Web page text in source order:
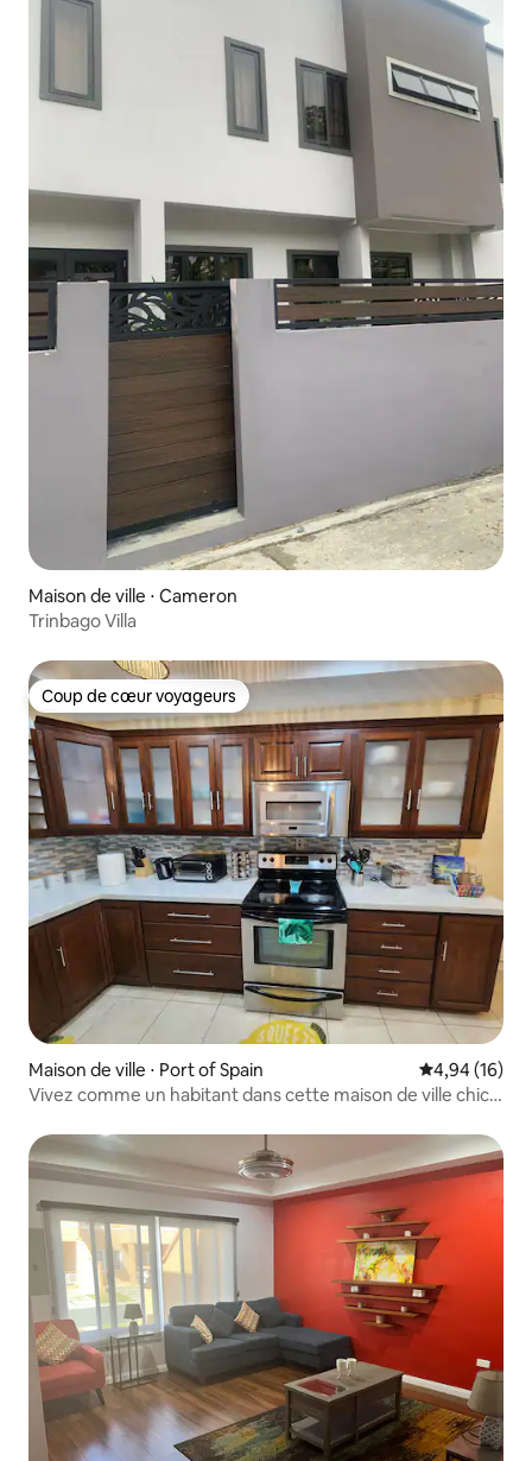
Maison de ville ⋅ Cameron
Trinbago Villa
Coup de cœur voyageurs
Coup de cœur voyageurs
Maison de ville ⋅ Port of Spain Évaluation
4,94 (16)
Vivez comme un habitant dans cette maison de ville chic